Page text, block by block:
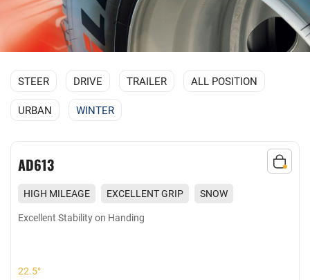
STEER DRIVE TRAILER ALL POSITION
URBAN WINTER
AD613
HIGH MILEAGE EXCELLENT GRIP
SNOW
Excellent Stability on Handing
22.5°